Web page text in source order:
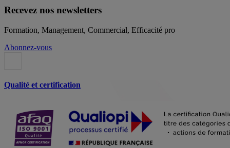
Recevez nos newsletters
Formation, Management, Commercial, Efficacité pro
Abonnez-vous
Qualité et certification